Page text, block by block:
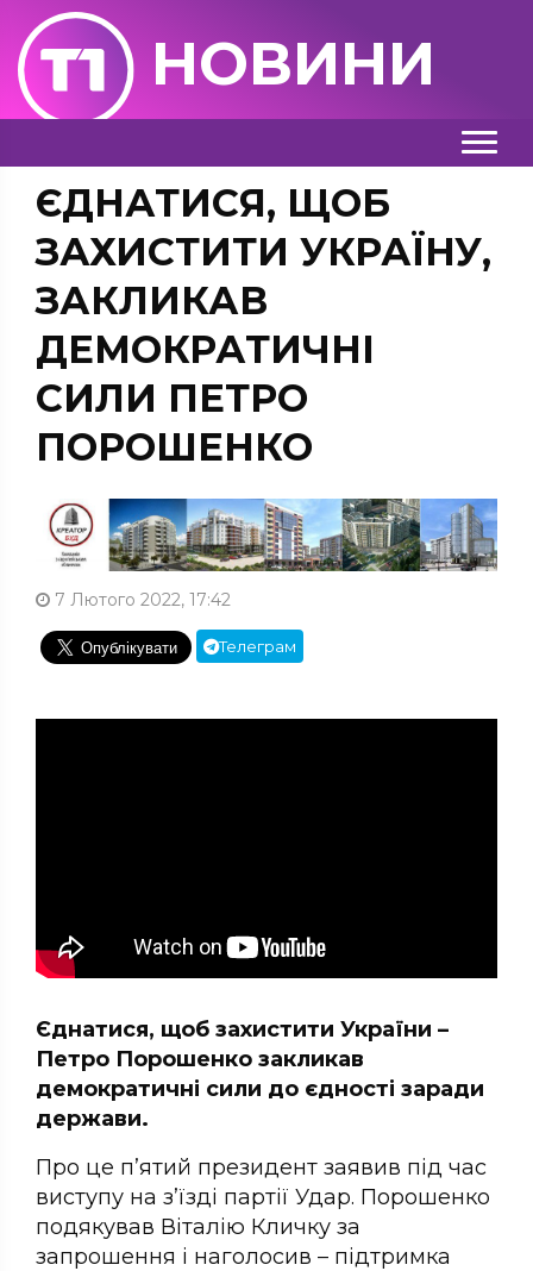
НОВИНИ
ЄДНАТИСЯ, ЩОБ
ЗАХИСТИТИ УКРАЇНУ,
ЗАКЛИКАВ
ДЕМОКРАТИЧНІ
СИЛИ ПЕТРО
ПОРОШЕНКО
7 Лютого 2022, 17:42
Телеграм
Єднатися, щоб захистити України –
Петро Порошенко закликав
демократичні сили до єдності заради
держави.
Про це п’ятий президент заявив під час
виступу на з’їзді партії Удар. Порошенко
подякував Віталію Кличку за
запрошення і наголосив – підтримка